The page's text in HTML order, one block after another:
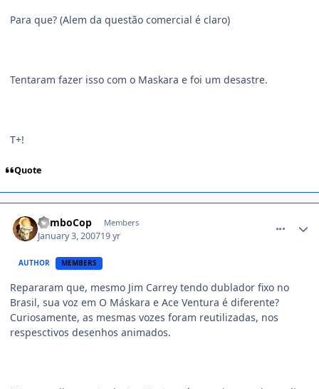
Para que? (Alem da questão comercial é claro)
Tentaram fazer isso com o Maskara e foi um desastre.
T+!
Quote
RamboCop Members
January 3, 200719 yr
AUTHOR MEMBERS
Repararam que, mesmo Jim Carrey tendo dublador fixo no
Brasil, sua voz em O Máskara e Ace Ventura é diferente?
Curiosamente, as mesmas vozes foram reutilizadas, nos
respesctivos desenhos animados.